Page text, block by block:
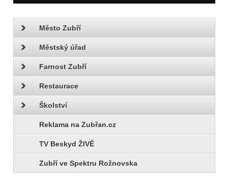
Město Zubří
Městský úřad
Farnost Zubří
Restaurace
Školství
Reklama na Zubřan.cz
TV Beskyd ŽIVĚ
Zubří ve Spektru Rožnovska